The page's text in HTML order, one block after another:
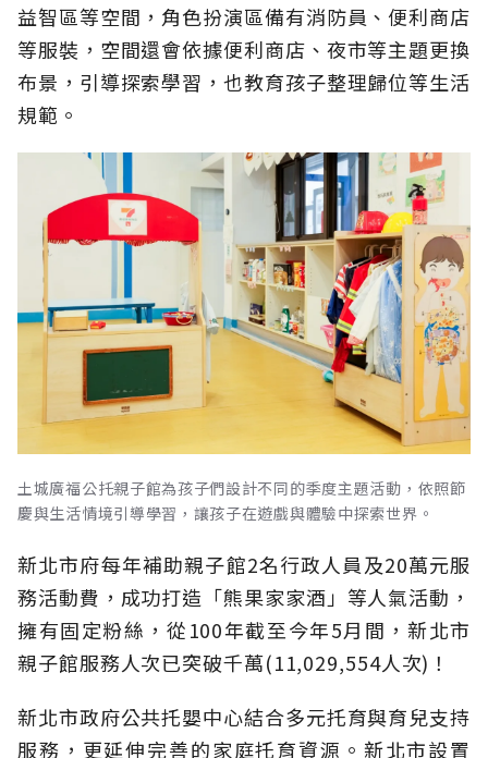
益智區等空間，角色扮演區備有消防員、便利商店
等服裝，空間還會依據便利商店、夜市等主題更換
布景，引導探索學習，也教育孩子整理歸位等生活
規範。
土城廣福公托親子館為孩子們設計不同的季度主題活動，依照節
慶與生活情境引導學習，讓孩子在遊戲與體驗中探索世界。
新北市府每年補助親子館2名行政人員及20萬元服
務活動費，成功打造「熊果家家酒」等人氣活動，
擁有固定粉絲，從100年截至今年5月間，新北市
親子館服務人次已突破千萬(11,029,554人次)！
新北市政府公共托嬰中心結合多元托育與育兒支持
服務，更延伸完善的家庭托育資源。新北市設置